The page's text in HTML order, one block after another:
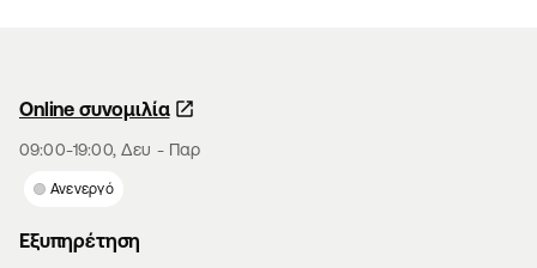
Online συνομιλία
09:00-19:00, Δευ - Παρ
Ανενεργό
Εξυπηρέτηση